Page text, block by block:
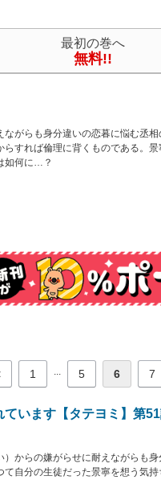
最初の巻へ
無料!!
がらも身分違いの恋暮に悩む丞
すれば倫理に背くものである。
如何に…？
1 ... 5 6 7
ています【タテヨミ】第
）からの嫌がらせに耐えながらも
て自分の生徒だった景寧を想う気